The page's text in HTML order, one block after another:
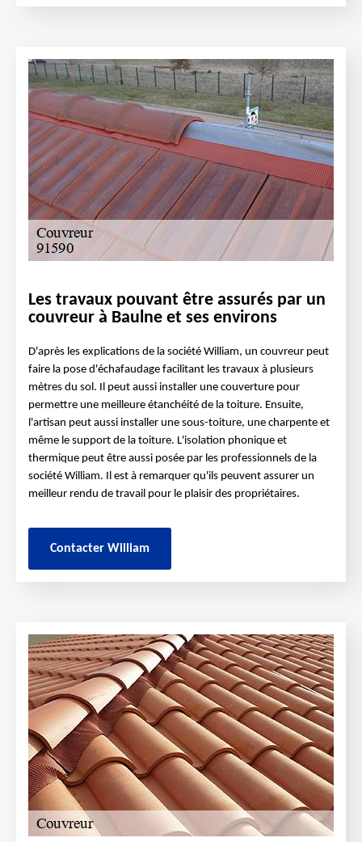
Les travaux pouvant être assurés par un
couvreur à Baulne et ses environs
D'après les explications de la société William, un couvreur peut
faire la pose d'échafaudage facilitant les travaux à plusieurs
mètres du sol. Il peut aussi installer une couverture pour
permettre une meilleure étanchéité de la toiture. Ensuite,
l'artisan peut aussi installer une sous-toiture, une charpente et
même le support de la toiture. L'isolation phonique et
thermique peut être aussi posée par les professionnels de la
société William. Il est à remarquer qu'ils peuvent assurer un
meilleur rendu de travail pour le plaisir des propriétaires.
Contacter William